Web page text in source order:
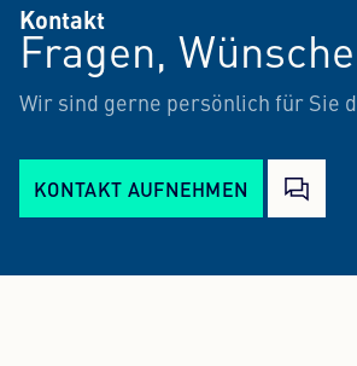
Kontakt
Fragen,
Wir sind gerne persönlich für Sie
KONTAKT AUFNEHMEN